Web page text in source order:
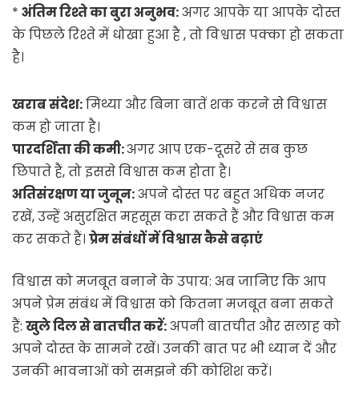
* अंतिम रिश्ते का बुरा अनुभव:अगर आपके या आपके दोस्त
के पिछले रिश्ते में धोखा हुआ है , तो विश्वास पक्का हो सकता
है।
खराब संदेश:मिथ्या और बिना बातें शक करने से विश्वास
कम हो जाता है।
पारदर्शिता की कमी:अगर आप एक-दूसरे से सब कुछ
छिपाते हैं, तो इससे विश्वास कम होता है।
अतिसंरक्षण या जुनून:अपने दोस्त पर बहुत अधिक नजर
रखें, उन्हें असुरक्षित महसूस करा सकते हैं और विश्वास कम
कर सकते हैं। प्रेम संबंधों में विश्वास कैसे बढ़ाएं
विश्वास को मजबूत बनाने के उपाय: अब जानिए कि आप
अपने प्रेम संबंध में विश्वास को कितना मजबूत बना सकते
हैं: खुले दिल से बातचीत करें:अपनी बातचीत और सलाह को
अपने दोस्त के सामने रखें। उनकी बात पर भी ध्यान दें और
उनकी भावनाओं को समझने की कोशिश करें।